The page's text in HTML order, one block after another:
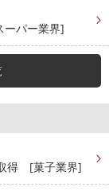
パー業界]
得 [菓子業界]